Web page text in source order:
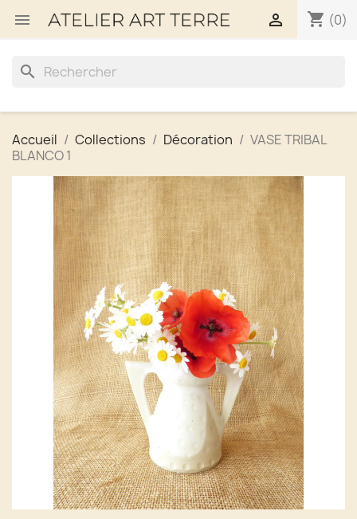
 shopping_cart (0)

search
Accueil Collections Décoration
VASE TRIBAL
BLANCO 1